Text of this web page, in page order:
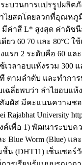
ะบวนการแปรรูปผลิ
สดโดยลวกที่อุณหภู
มีค่าสี L* สูงสุด ค่
60 70 และ 80°C
รก 2 ระดับคือ 60 แ
เวลาอบแห้งรวม
ที ตามลำดับ และท
ยพบว่า ลำไยอบแ
ผัส มีคะแนนความ
University
ค์เพื่อ 1) พัฒนาระบบค
Blue Worm
เซ็นเซอ